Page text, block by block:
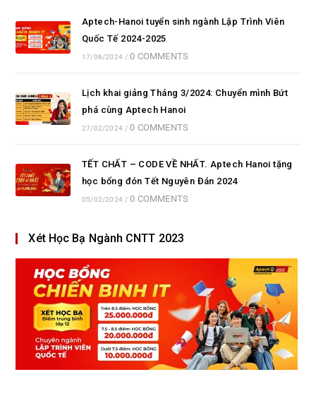
Aptech-Hanoi tuyển sinh ngành Lập Trình Viên
Quốc Tế 2024-2025
17/06/2024 / 0 COMMENTS
Lịch khai giảng Tháng 3/2024: Chuyển mình Bứt
phá cùng Aptech Hanoi
27/02/2024 / 0 COMMENTS
TẾT CHẤT – CODE VỀ NHẤT. Aptech Hanoi tặng
học bổng đón Tết Nguyên Đán 2024
05/02/2024 / 0 COMMENTS
Xét Học Bạ Ngành CNTT 2023